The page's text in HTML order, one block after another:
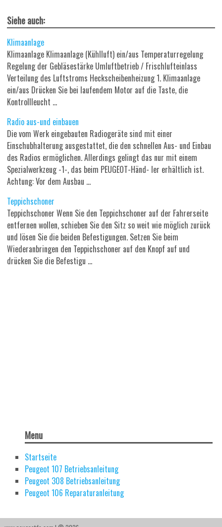
Siehe auch:
Klimaanlage
Klimaanlage Klimaanlage (Kühlluft) ein/aus Temperaturregelung
Regelung der Gebläsestärke Umluftbetrieb / Frischlufteinlass
Verteilung des Luftstroms Heckscheibenheizung 1. Klimaanlage
ein/aus Drücken Sie bei laufendem Motor auf die Taste, die
Kontrollleucht ...
Radio aus-und einbauen
Die vom Werk eingebauten Radiogeräte sind mit einer
Einschubhalterung ausgestattet, die den schnellen Aus- und Einbau
des Radios ermöglichen. Allerdings gelingt das nur mit einem
Spezialwerkzeug -1-, das beim PEUGEOT-Händ- ler erhältlich ist.
Achtung: Vor dem Ausbau ...
Teppichschoner
Teppichschoner Wenn Sie den Teppichschoner auf der Fahrerseite
entfernen wollen, schieben Sie den Sitz so weit wie möglich zurück
und lösen Sie die beiden Befestigungen. Setzen Sie beim
Wiederanbringen den Teppichschoner auf den Knopf auf und
drücken Sie die Befestigu ...
Menu
Startseite
Peugeot 107 Betriebsanleitung
Peugeot 308 Betriebsanleitung
Peugeot 106 Reparaturanleitung